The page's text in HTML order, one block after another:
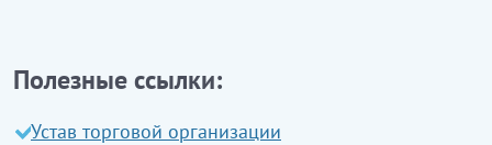
және медициналық тауарларды көтерме саудада
Полезные ссылки:
Устав торговой организации